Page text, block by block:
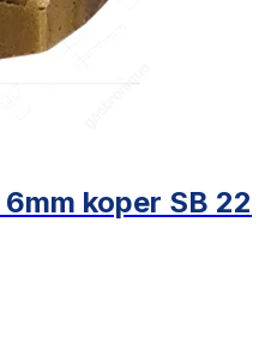
koper SB 22